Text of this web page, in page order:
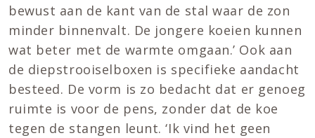
bewust aan de kant van de stal waar de zon
minder binnenvalt. De jongere koeien kunnen
wat beter met de warmte omgaan.’ Ook aan
de diepstrooiselboxen is specifieke aandacht
besteed. De vorm is zo bedacht dat er genoeg
ruimte is voor de pens, zonder dat de koe
tegen de stangen leunt. ‘Ik vind het geen